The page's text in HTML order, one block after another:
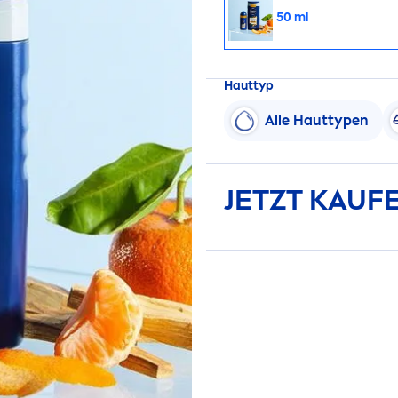
50 ml
Hauttyp
Alle Hauttypen
JETZT